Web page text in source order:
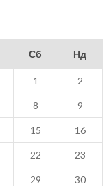
Сб Нд
1 2
8 9
15 16
22 23
29 30